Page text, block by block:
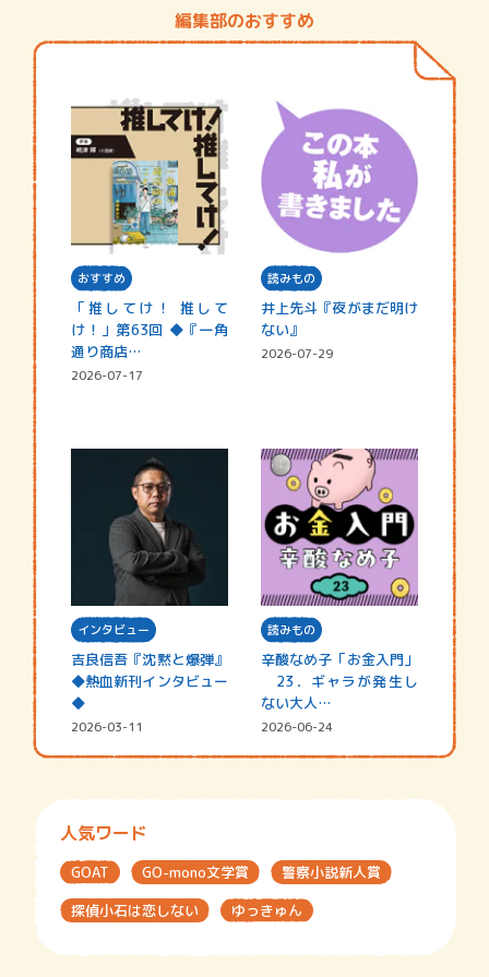
編集部のおすすめ
おすすめ
「推してけ！ 推して
け！」第63回 ◆『一角
通り商店…
2026-07-17
読みもの
井上先斗『夜がまだ明け
ない』
2026-07-29
インタビュー
吉良信吾『沈黙と爆弾』
◆熱血新刊インタビュー
◆
2026-03-11
読みもの
辛酸なめ子「お金入門」
23．ギャラが発生し
ない大人…
2026-06-24
人気ワード
GOAT GO-mono文学賞
警察小説新人賞
探偵小石は恋しない
ゆっきゅん